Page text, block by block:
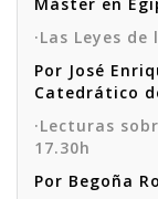
·Las Leyes
Por José
Catedrático
·Lecturas
17.30h
Por Begoña